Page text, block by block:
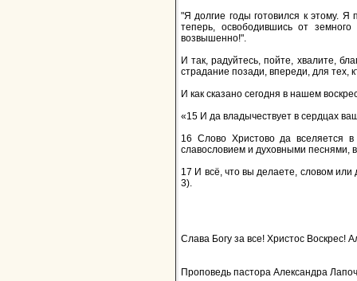
"Я долгие годы готовился к этому.
теперь, освободившись от
возвышенно!".
И так, радуйтесь, пойте, хвалите,
страдание позади, впереди, для тех,
И как сказано сегодня в нашем
«15 И да владычествует в сердцах
16 Слово Христово да вселяется
славословием и духовными песнями,
17 И всё, что вы делаете, словом
3).
Слава Богу за все! Христос Воскрес!
Проповедь пастора Александра